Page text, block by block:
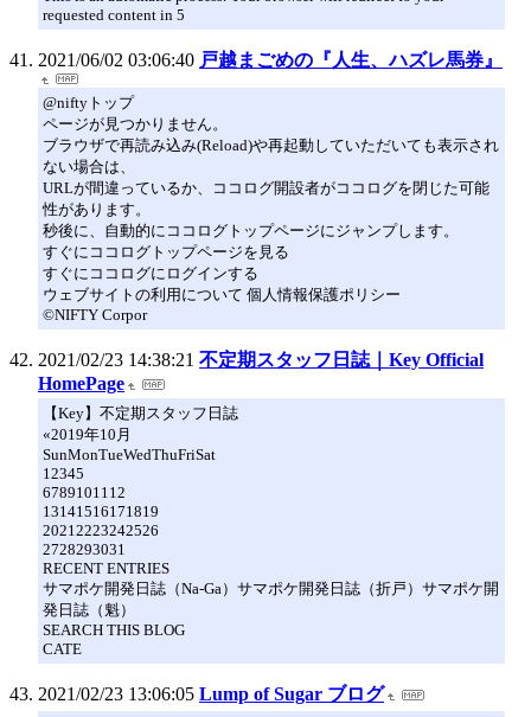
requested content in 5
2021/06/02 03:06:40 戸越まごめの『人生、ハズレ馬券』
@niftyトップ
ページが見つかりません。
ブラウザで再読み込み(Reload)や再起動していただいても表示され
ない場合は、
URLが間違っているか、ココログ開設者がココログを閉じた可能
性があります。
秒後に、自動的にココログトップページにジャンプします。
すぐにココログトップページを見る
すぐにココログにログインする
ウェブサイトの利用について 個人情報保護ポリシー
©NIFTY Corpor
2021/02/23 14:38:21 不定期スタッフ日誌｜Key Official
HomePage
【Key】不定期スタッフ日誌
«2019年10月
SunMonTueWedThuFriSat
12345
6789101112
13141516171819
20212223242526
2728293031
RECENT ENTRIES
サマポケ開発日誌（Na-Ga）サマポケ開発日誌（折戸）サマポケ開
発日誌（魁）
SEARCH THIS BLOG
CATE
2021/02/23 13:06:05 Lump of Sugar ブログ